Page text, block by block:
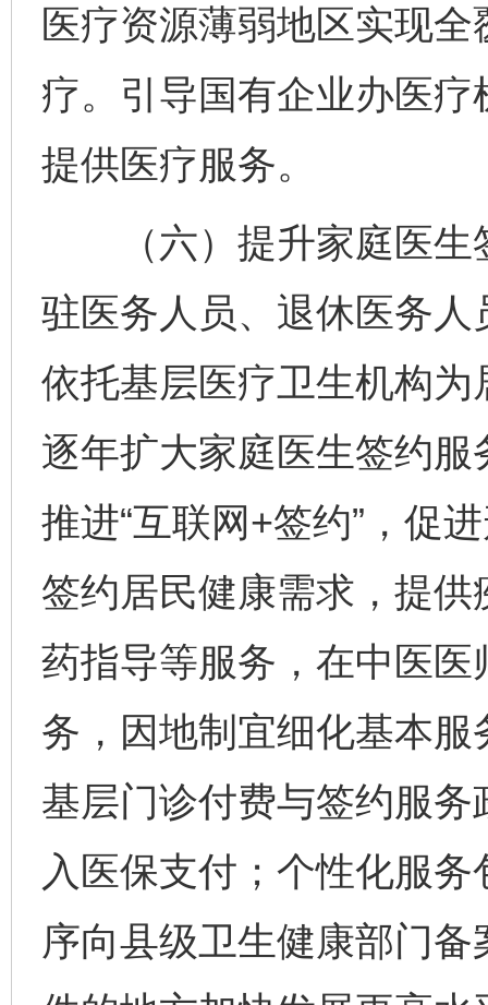
医疗资源薄弱地区实现
疗。引导国有企业办医
提供医疗服务。
（六）提升家庭医生
驻医务人员、退休医务
依托基层医疗卫生机构
逐年扩大家庭医生签约
推进“互联网+签约”，促
签约居民健康需求，提
药指导等服务，在中医
务，因地制宜细化基本
基层门诊付费与签约服
入医保支付；个性化服
序向县级卫生健康部门